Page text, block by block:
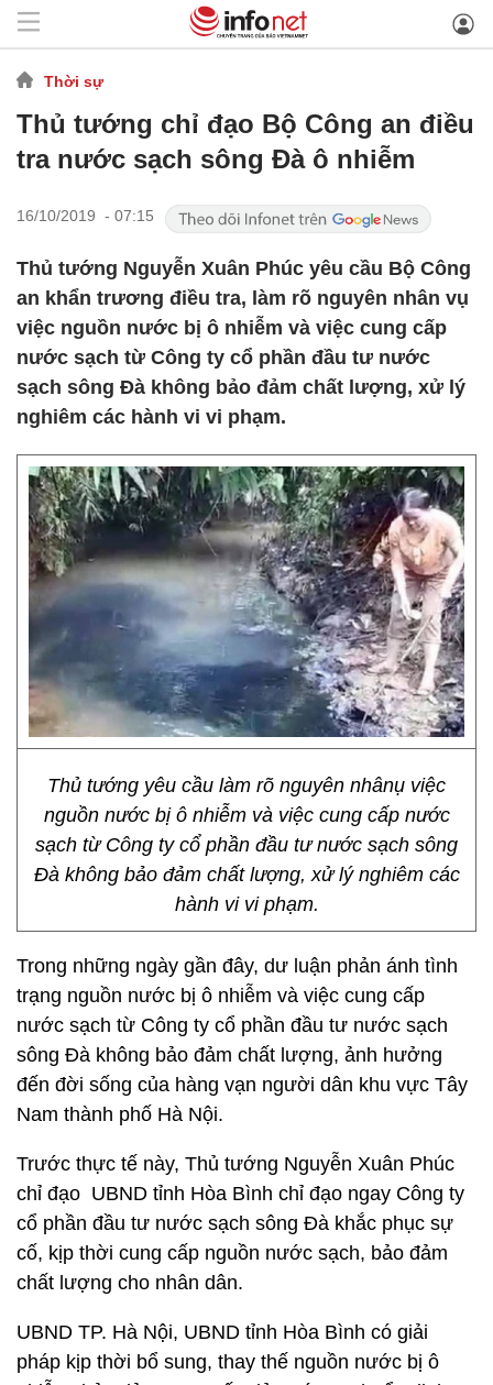
Thời sự
Thủ tướng chỉ đạo Bộ Công an điều
tra nước sạch sông Đà ô nhiễm
16/10/2019 - 07:15
Thủ tướng Nguyễn Xuân Phúc yêu cầu Bộ Công
an khẩn trương điều tra, làm rõ nguyên nhân vụ
việc nguồn nước bị ô nhiễm và việc cung cấp
nước sạch từ Công ty cổ phần đầu tư nước
sạch sông Đà không bảo đảm chất lượng, xử lý
nghiêm các hành vi vi phạm.
Thủ tướng yêu cầu làm rõ nguyên nhânụ việc
nguồn nước bị ô nhiễm và việc cung cấp nước
sạch từ Công ty cổ phần đầu tư nước sạch sông
Đà không bảo đảm chất lượng, xử lý nghiêm các
hành vi vi phạm.
Trong những ngày gần đây, dư luận phản ánh tình
trạng nguồn nước bị ô nhiễm và việc cung cấp
nước sạch từ Công ty cổ phần đầu tư nước sạch
sông Đà không bảo đảm chất lượng, ảnh hưởng
đến đời sống của hàng vạn người dân khu vực Tây
Nam thành phố Hà Nội.
Trước thực tế này, Thủ tướng Nguyễn Xuân Phúc
chỉ đạo UBND tỉnh Hòa Bình chỉ đạo ngay Công ty
cổ phần đầu tư nước sạch sông Đà khắc phục sự
cố, kịp thời cung cấp nguồn nước sạch, bảo đảm
chất lượng cho nhân dân.
UBND TP. Hà Nội, UBND tỉnh Hòa Bình có giải
pháp kịp thời bổ sung, thay thế nguồn nước bị ô